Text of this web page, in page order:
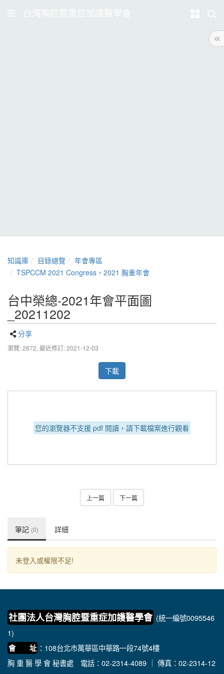
台灣胸腔暨重症加護醫學會
知識庫 目錄總覽
年會專區
TSPCCM 2021 Congress，2021 胸重年會
台中榮總-2021年會平面圖
_20211202
分享
瀏覽: 2672, 最近修訂: 2021-12-03
下載
您的瀏覽器不支援 pdf 閱讀，請下載檔案進行觀看
上一篇 下一篇
筆記 (0) 詳細
未登入或權限不足!
社團法人台灣胸腔暨重症加護醫學會 (統一編號0095546
1)
會 址 ：108台北市萬華區中華路一段74號4樓
胸 重 醫 學 會 秘書處 電話：02-2314-4089 ｜ 傳真：02-2314-12